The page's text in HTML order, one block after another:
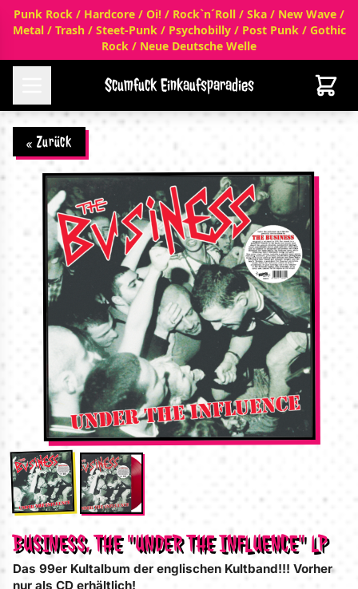
Punk Rock / Hardcore / Oi! / Rock`n´Roll / Ska / New Wave /
Metal / Trash / Steet-Punk / Psychobilly / Post Punk / Gothic
Rock / Neue Deutsche Welle
Scumfuck Einkaufsparadies
« Zurück
BUSINESS, THE "UNDER THE INFLUENCE" LP
Das 99er Kultalbum der englischen Kultband!!! Vorher
nur als CD erhältlich!